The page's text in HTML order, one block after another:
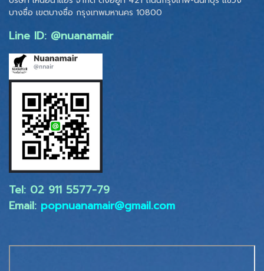
บางซื่อ เขตบางซื่อ กรุงเทพมหานคร 10800
Line ID: @nuanamair
Tel: 02 ​911 5577-79
Email: popnuanamair@gmail.com